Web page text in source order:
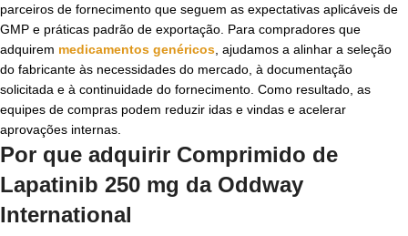
parceiros de fornecimento que seguem as expectativas aplicáveis de
GMP e práticas padrão de exportação. Para compradores que
adquirem medicamentos genéricos , ajudamos a alinhar a seleção
do fabricante às necessidades do mercado, à documentação
solicitada e à continuidade do fornecimento. Como resultado, as
equipes de compras podem reduzir idas e vindas e acelerar
aprovações internas.
Por que adquirir Comprimido de
Lapatinib 250 mg da Oddway
International